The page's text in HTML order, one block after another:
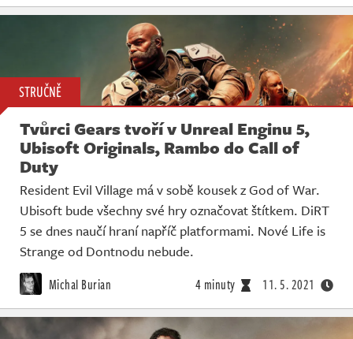
STRUČNĚ
Tvůrci Gears tvoří v Unreal Enginu 5,
Ubisoft Originals, Rambo do Call of
Duty
Resident Evil Village má v sobě kousek z God of War.
Ubisoft bude všechny své hry označovat štítkem. DiRT
5 se dnes naučí hraní napříč platformami. Nové Life is
Strange od Dontnodu nebude.
Michal Burian 4 minuty 11. 5. 2021